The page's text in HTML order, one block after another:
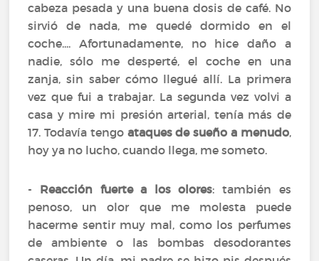
cabeza pesada y una buena dosis de café. No
sirvió de nada, me quedé dormido en el
coche.... Afortunadamente, no hice daño a
nadie, sólo me desperté, el coche en una
zanja, sin saber cómo llegué allí. La primera
vez que fui a trabajar. La segunda vez volvi a
casa y mire mi presión arterial, tenía más de
17. Todavía tengo ataques de sueño a menudo,
hoy ya no lucho, cuando llega, me someto.
- Reacción fuerte a los olores: también es
penoso, un olor que me molesta puede
hacerme sentir muy mal, como los perfumes
de ambiente o las bombas desodorantes